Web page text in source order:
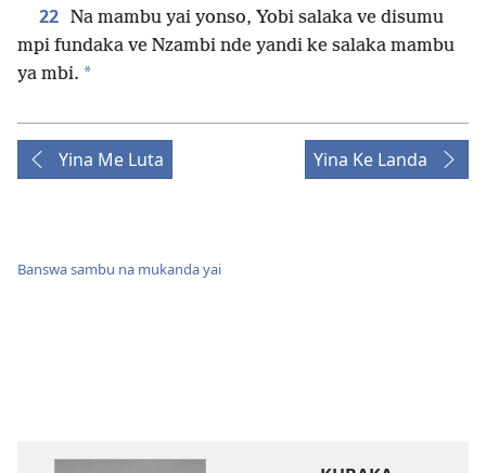
22 Na mambu yai yonso, Yobi salaka ve disumu
mpi fundaka ve Nzambi nde yandi ke salaka mambu
ya mbi. *
Yina Me Luta Yina Ke Landa
Banswa sambu na mukanda yai